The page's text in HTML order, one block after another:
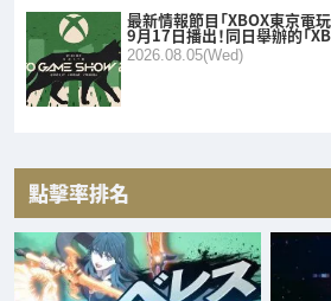
最新情報節目「XBOX東京電
9月17日播出！同日舉辦的「
2026.08.05(Wed)
點擊率排名